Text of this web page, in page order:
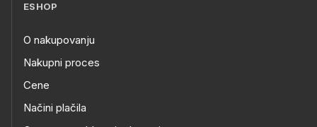
ESHOP
O nakupovanju
Nakupni proces
Cene
Načini plačila